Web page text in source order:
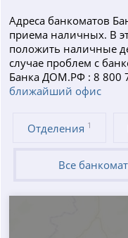
Адреса банкоматов
приема наличных. В
положить наличные
случае проблем с
Банка ДОМ.РФ : 8 800
ближайший офис
Отделения 1
Все